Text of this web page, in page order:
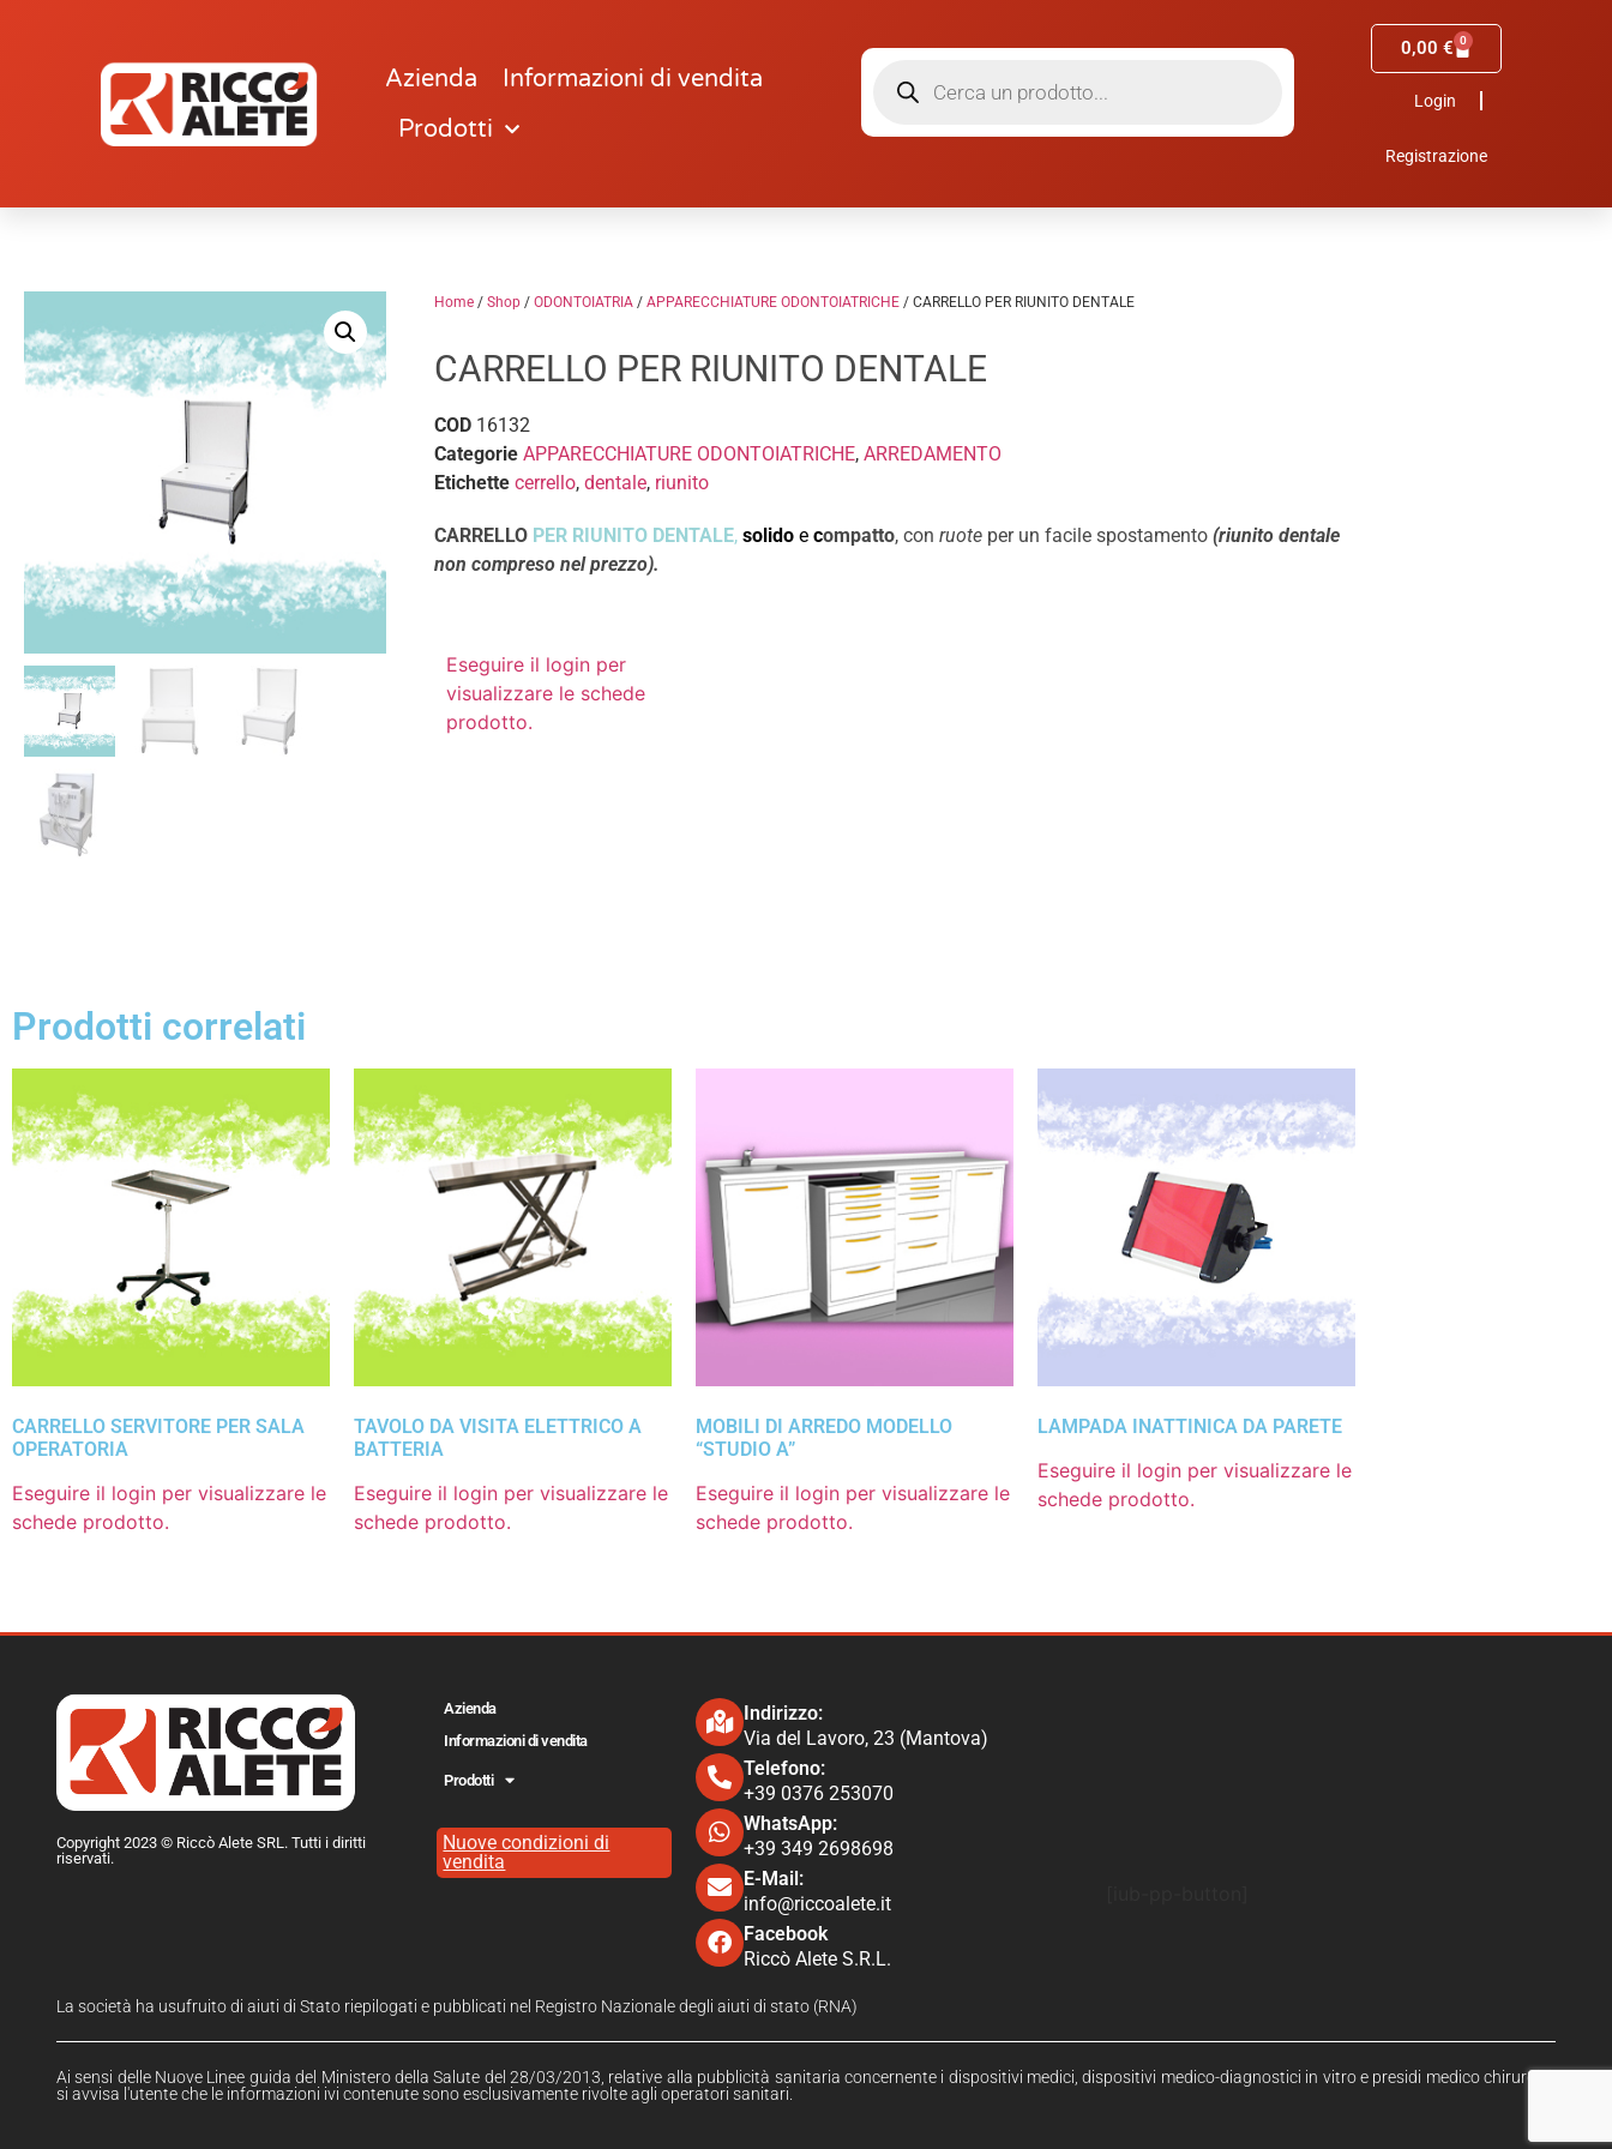
Azienda
Informazioni di vendita
Prodotti
0,00€ 0
Login
Registrazione
Home / Shop / ODONTOIATRIA / APPARECCHIATURE ODONTOIATRICHE / CARRELLO PER RIUNITO DENTALE
CARRELLO PER RIUNITO DENTALE
COD 16132
Categorie APPARECCHIATURE ODONTOIATRICHE, ARREDAMENTO
Etichette cerrello, dentale, riunito
CARRELLO PER RIUNITO DENTALE, solido e compatto, con ruote per un facile spostamento (riunito dentale
non compreso nel prezzo).
Eseguire il login per
visualizzare le schede
prodotto.
Prodotti correlati
CARRELLO SERVITORE PER SALA
OPERATORIA
Eseguire il login per visualizzare le
schede prodotto.
TAVOLO DA VISITA ELETTRICO A
BATTERIA
Eseguire il login per visualizzare le
schede prodotto.
MOBILI DI ARREDO MODELLO
“STUDIO A”
Eseguire il login per visualizzare le
schede prodotto.
LAMPADA INATTINICA DA PARETE
Eseguire il login per visualizzare le
schede prodotto.
Copyright 2023 © Riccò Alete SRL. Tutti i diritti
riservati.
Azienda
Informazioni di vendita
Prodotti
Nuove condizioni di
vendita
Indirizzo:
Via del Lavoro, 23 (Mantova)
Telefono:
+39 0376 253070​
WhatsApp:
+39 349 2698698
E-Mail:
info@riccoalete​.it
Facebook
Riccò Alete S.R.L.
La società ha usufruito di aiuti di Stato riepilogati e pubblicati nel Registro Nazionale degli aiuti di stato (RNA)
Ai sensi delle Nuove Linee guida del Ministero della Salute del 28/03/2013, relative alla pubblicità sanitaria concernente i dispositivi medici, dispositivi medico-diagnostici in vitro e presidi medico chirurgici,
si avvisa l'utente che le informazioni ivi contenute sono esclusivamente rivolte agli operatori sanitari.